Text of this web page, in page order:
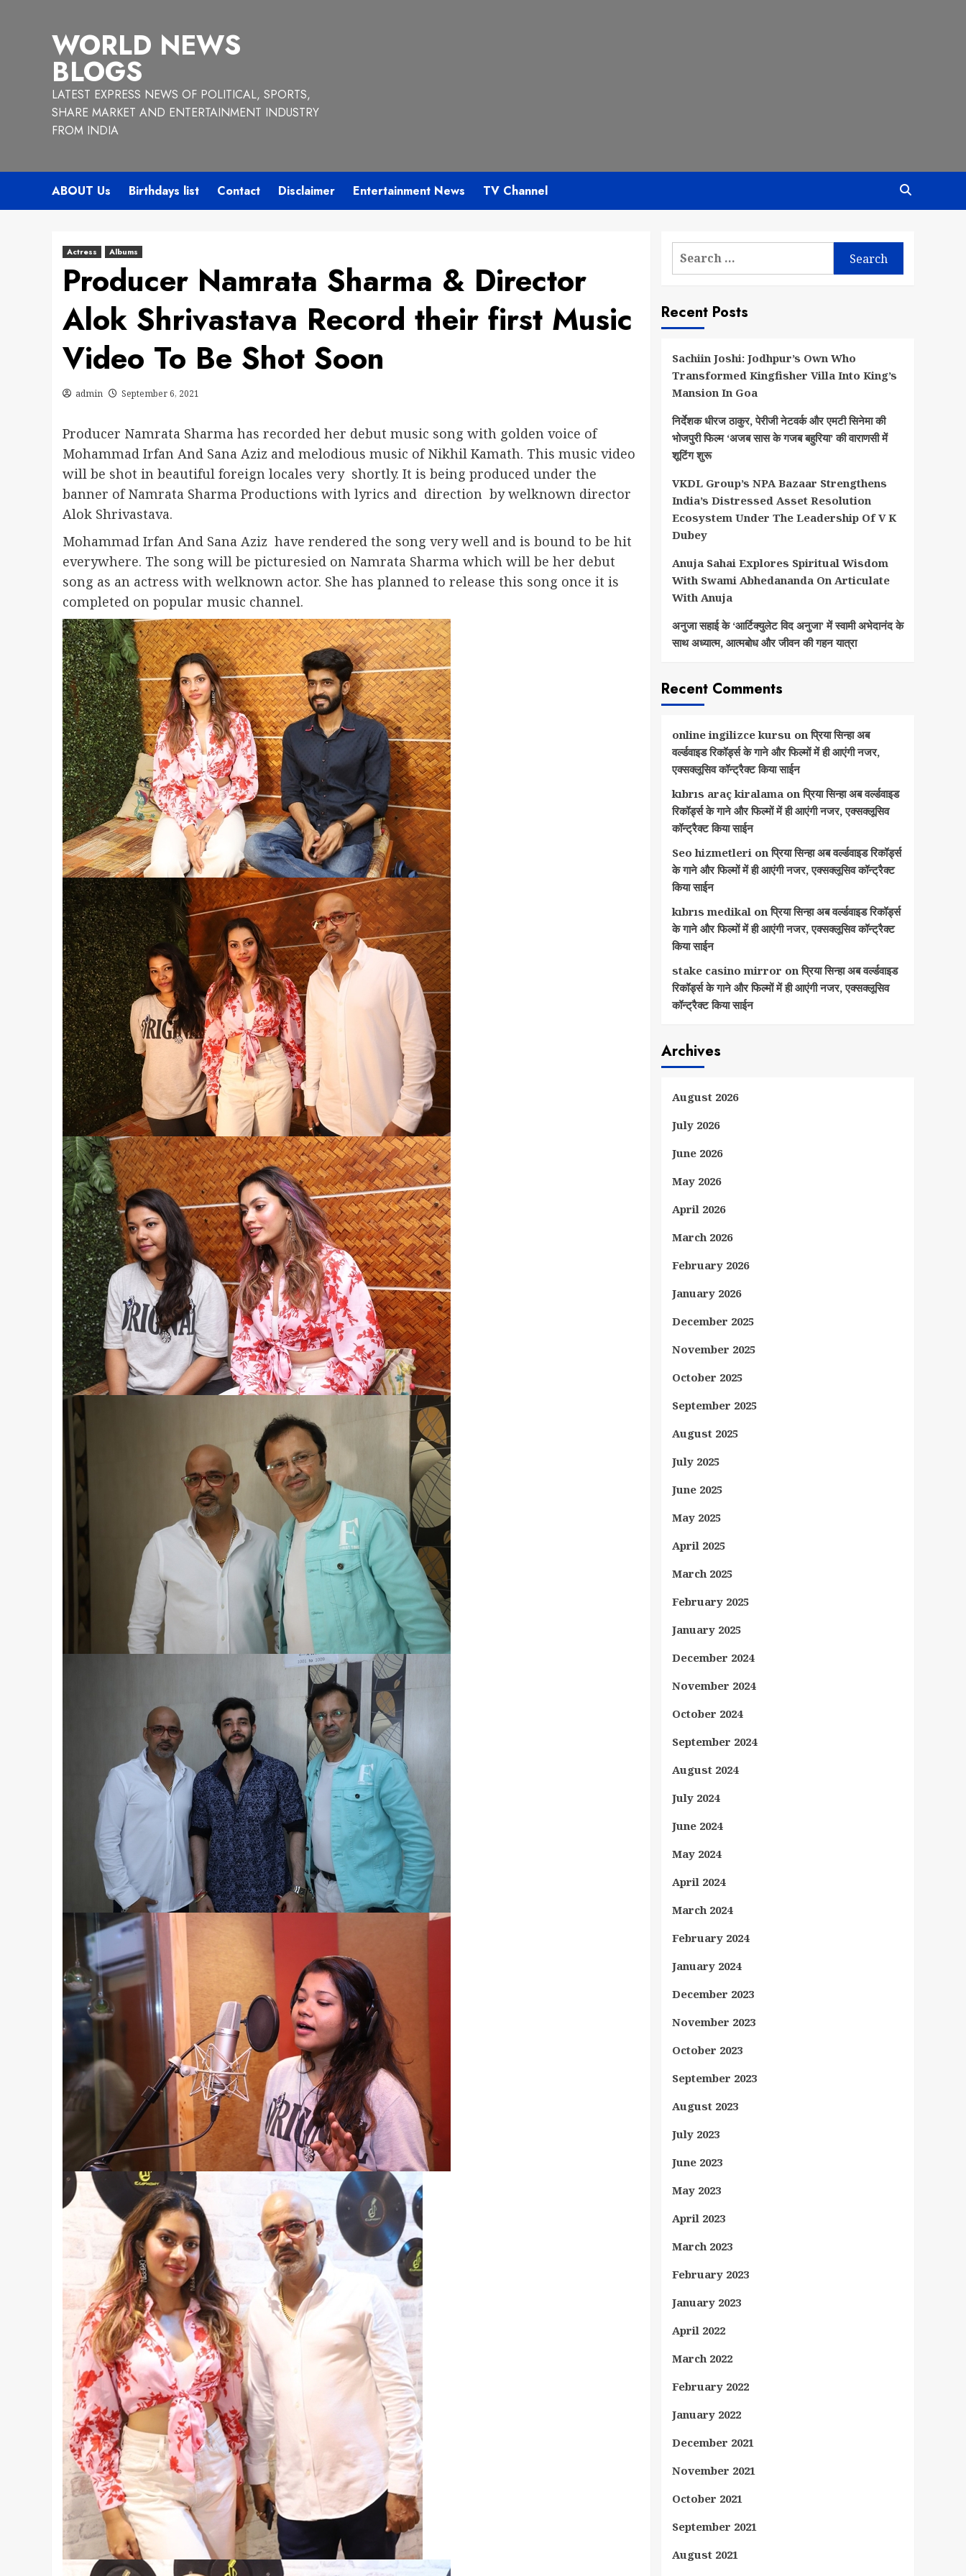
WORLD NEWS
BLOGS
LATEST EXPRESS NEWS OF POLITICAL, SPORTS,
SHARE MARKET AND ENTERTAINMENT INDUSTRY
FROM INDIA
ABOUT Us Birthdays list Contact Disclaimer Entertainment News TV Channel
Actress Albums
Producer Namrata Sharma & Director
Alok Shrivastava Record their first Music
Video To Be Shot Soon
admin September 6, 2021
Producer Namrata Sharma has recorded her debut music song with golden voice of
Mohammad Irfan And Sana Aziz and melodious music of Nikhil Kamath. This music video
will be shot in beautiful foreign locales very shortly. It is being produced under the
banner of Namrata Sharma Productions with lyrics and direction by welknown director
Alok Shrivastava.
Mohammad Irfan And Sana Aziz have rendered the song very well and is bound to be hit
everywhere. The song will be picturesied on Namrata Sharma which will be her debut
song as an actress with welknown actor. She has planned to release this song once it is
completed on popular music channel.
Search
Recent Posts
Sachiin Joshi: Jodhpur’s Own Who
Transformed Kingfisher Villa Into King’s
Mansion In Goa
निर्देशक धीरज ठाकुर, पेरीजी नेटवर्क और एमटी सिनेमा की
भोजपुरी फिल्म ‘अजब सास के गजब बहुरिया’ की वाराणसी में
शूटिंग शुरू
VKDL Group’s NPA Bazaar Strengthens
India’s Distressed Asset Resolution
Ecosystem Under The Leadership Of V K
Dubey
Anuja Sahai Explores Spiritual Wisdom
With Swami Abhedananda On Articulate
With Anuja
अनुजा सहाई के ‘आर्टिक्युलेट विद अनुजा’ में स्वामी अभेदानंद के
साथ अध्यात्म, आत्मबोध और जीवन की गहन यात्रा
Recent Comments
online ingilizce kursu onप्रिया सिन्हा अब
वर्ल्डवाइड रिकॉर्ड्स के गाने और फिल्मों में ही आएंगी नजर,
एक्सक्लूसिव कॉन्ट्रैक्ट किया साईन
kıbrıs araç kiralamaonप्रिया सिन्हा अब वर्ल्डवाइड
रिकॉर्ड्स के गाने और फिल्मों में ही आएंगी नजर, एक्सक्लूसिव
कॉन्ट्रैक्ट किया साईन
Seo hizmetlerionप्रिया सिन्हा अब वर्ल्डवाइड रिकॉर्ड्स
के गाने और फिल्मों में ही आएंगी नजर, एक्सक्लूसिव कॉन्ट्रैक्ट
किया साईन
kıbrıs medikalonप्रिया सिन्हा अब वर्ल्डवाइड रिकॉर्ड्स
के गाने और फिल्मों में ही आएंगी नजर, एक्सक्लूसिव कॉन्ट्रैक्ट
किया साईन
stake casino mirror onप्रिया सिन्हा अब वर्ल्डवाइड
रिकॉर्ड्स के गाने और फिल्मों में ही आएंगी नजर, एक्सक्लूसिव
कॉन्ट्रैक्ट किया साईन
Archives
August 2026
July 2026
June 2026
May 2026
April 2026
March 2026
February 2026
January 2026
December 2025
November 2025
October 2025
September 2025
August 2025
July 2025
June 2025
May 2025
April 2025
March 2025
February 2025
January 2025
December 2024
November 2024
October 2024
September 2024
August 2024
July 2024
June 2024
May 2024
April 2024
March 2024
February 2024
January 2024
December 2023
November 2023
October 2023
September 2023
August 2023
July 2023
June 2023
May 2023
April 2023
March 2023
February 2023
January 2023
April 2022
March 2022
February 2022
January 2022
December 2021
November 2021
October 2021
September 2021
August 2021